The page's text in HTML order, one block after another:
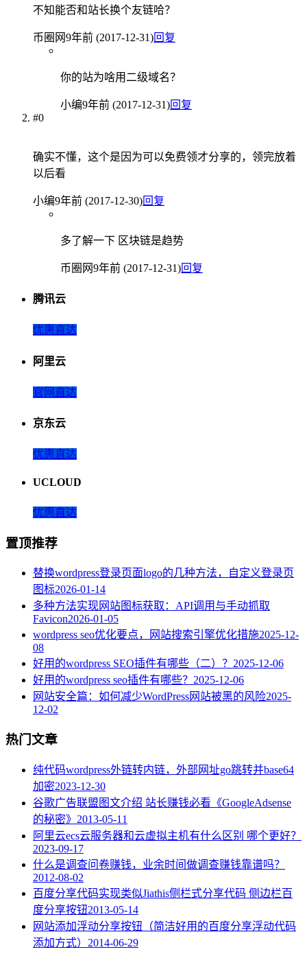
不知能否和站长换个友链哈？
币圈网9年前 (2017-12-31)回复
你的站为啥用二级域名？
小编9年前 (2017-12-31)回复
#0
确实不懂，这个是因为可以免费领才分享的，领完放着
以后看
小编9年前 (2017-12-30)回复
多了解一下 区块链是趋势
币圈网9年前 (2017-12-31)回复
腾讯云
优惠直达
阿里云
官网直达
京东云
优惠直达
UCLOUD
优惠直达
置顶推荐
替换wordpress登录页面logo的几种方法，自定义登录页
图标2026-01-14
多种方法实现网站图标获取：API调用与手动抓取
Favicon2026-01-05
wordpress seo优化要点，网站搜索引擎优化措施2025-12-
08
好用的wordpress SEO插件有哪些（二）？ 2025-12-06
好用的wordpress seo插件有哪些？ 2025-12-06
网站安全篇：如何减少WordPress网站被黑的风险2025-
12-02
热门文章
纯代码wordpress外链转内链，外部网址go跳转并base64
加密2023-12-30
谷歌广告联盟图文介绍 站长赚钱必看《GoogleAdsense
的秘密》 2013-05-11
阿里云ecs云服务器和云虚拟主机有什么区别 哪个更好？
2023-09-17
什么是调查问卷赚钱，业余时间做调查赚钱靠谱吗？
2012-08-02
百度分享代码实现类似Jiathis侧栏式分享代码 侧边栏百
度分享按钮2013-05-14
网站添加浮动分享按钮（简洁好用的百度分享浮动代码
添加方式） 2014-06-29